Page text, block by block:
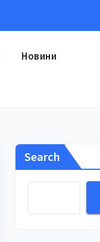
Новини
Search